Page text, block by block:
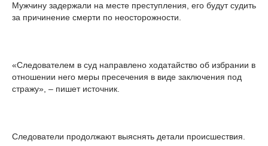
Мужчину задержали на месте преступления, его будут судить
за причинение смерти по неосторожности.
«Следователем в суд направлено ходатайство об избрании в
отношении него меры пресечения в виде заключения под
стражу», – пишет источник.
Следователи продолжают выяснять детали происшествия.